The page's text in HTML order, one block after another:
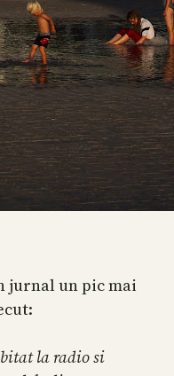
jurnal un pic mai
la radio si